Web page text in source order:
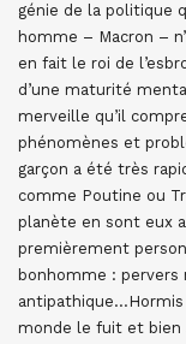
génie de la politique
homme – Macron –
en fait le roi de
d’une maturité
merveille qu’il
phénomènes et
garçon a été très
comme Poutine ou
planète en sont eux
premièrement
bonhomme : pervers
monde le fuit et bien